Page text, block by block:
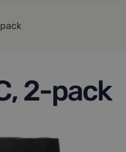
2-pack